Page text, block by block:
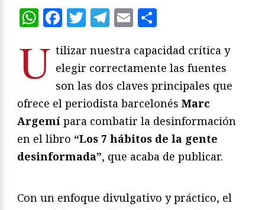
WhatsApp
Facebook
Twitter
Telegram
Email
U tilizar nuestra capacidad crítica y
elegir correctamente las fuentes
son las dos claves principales que
ofrece el periodista barcelonés Marc
Argemí para combatir la desinformación
en el libro “Los 7 hábitos de la gente
desinformada”, que acaba de publicar.
Con un enfoque divulgativo y práctico, el